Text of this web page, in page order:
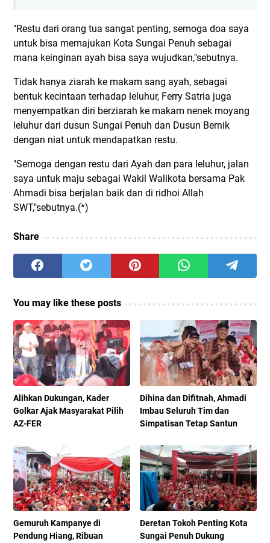
"Restu dari orang tua sangat penting, semoga doa saya
untuk bisa memajukan Kota Sungai Penuh sebagai
mana keinginan ayah bisa saya wujudkan,"sebutnya.
Tidak hanya ziarah ke makam sang ayah, sebagai
bentuk kecintaan terhadap leluhur, Ferry Satria juga
menyempatkan diri berziarah ke makam nenek moyang
leluhur dari dusun Sungai Penuh dan Dusun Bernik
dengan niat untuk mendapatkan restu.
"Semoga dengan restu dari Ayah dan para leluhur, jalan
saya untuk maju sebagai Wakil Walikota bersama Pak
Ahmadi bisa berjalan baik dan di ridhoi Allah
SWT,"sebutnya.(*)
Share
You may like these posts
Alihkan Dukungan, Kader
Golkar Ajak Masyarakat Pilih
AZ-FER
Dihina dan Difitnah, Ahmadi
Imbau Seluruh Tim dan
Simpatisan Tetap Santun
Gemuruh Kampanye di
Pendung Hiang, Ribuan
Deretan Tokoh Penting Kota
Sungai Penuh Dukung